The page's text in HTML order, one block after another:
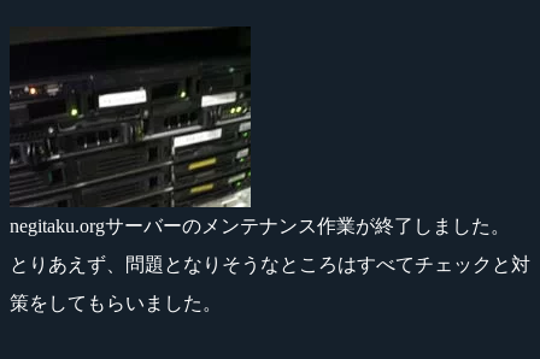
negitaku.orgサーバーのメンテナンス作業が終了しました。
とりあえず、問題となりそうなところはすべてチェックと対
策をしてもらいました。